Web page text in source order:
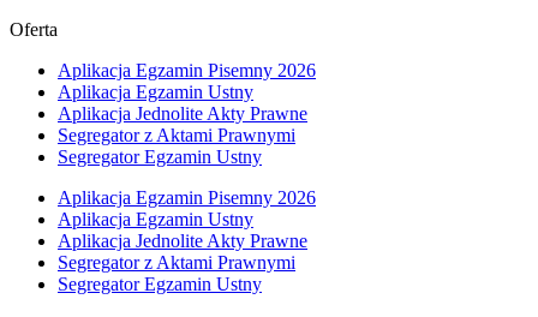
Oferta
Aplikacja Egzamin Pisemny 2026
Aplikacja Egzamin Ustny
Aplikacja Jednolite Akty Prawne
Segregator z Aktami Prawnymi
Segregator Egzamin Ustny
Aplikacja Egzamin Pisemny 2026
Aplikacja Egzamin Ustny
Aplikacja Jednolite Akty Prawne
Segregator z Aktami Prawnymi
Segregator Egzamin Ustny